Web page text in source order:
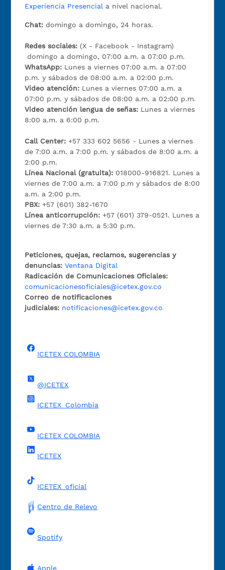
Experiencia Presencial a nivel nacional.
Chat: domingo a domingo, 24 horas.
Redes sociales: (X - Facebook - Instagram)
domingo a domingo, 07:00 a.m. a 07:00 p.m.
WhatsApp: Lunes a viernes 07:00 a.m. a 07:00
p.m. y sábados de 08:00 a.m. a 02:00 p.m.
Video atención: Lunes a viernes 07:00 a.m. a
07:00 p.m. y sábados de 08:00 a.m. a 02:00 p.m.
Video atención lengua de señas: Lunes a viernes
8:00 a.m. a 6:00 p.m.
Call Center:+57 333 602 5656 - Lunes a viernes
de 7:00 a.m. a 7:00 p.m. y sábados de 8:00 a.m. a
2:00 p.m.
Línea Nacional (gratuita): 018000-916821. Lunes a
viernes de 7:00 a.m. a 7:00 p.m y sábados de 8:00
a.m. a 2:00 p.m.
PBX:+57 (601) 382-1670
Línea anticorrupción:+57 (601) 379-0521. Lunes a
viernes de 7:30 a.m. a 5:30 p.m.
Peticiones, quejas, reclamos, sugerencias y
denuncias: Ventana Digital
Radicación de Comunicaciones Oficiales:
comunicacionesoficiales@icetex.gov.co
Correo de notificaciones
judiciales: notificaciones@icetex.gov.co
ICETEX COLOMBIA
@ICETEX
ICETEX_Colombia
ICETEX COLOMBIA
ICETEX
ICETEX_oficial
Centro de Relevo
Spotify
Apple